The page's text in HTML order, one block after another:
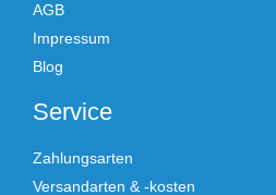
AGB
Impressum
Blog
Service
Zahlungsarten
Versandarten & -kosten